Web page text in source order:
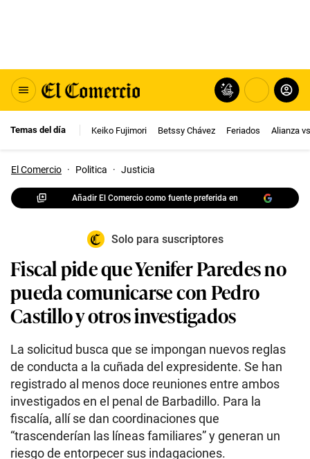
Temas del día Keiko Fujimori Betssy Chávez Feriados Alianza
El Comercio · Politica · Justicia
Añadir El Comercio como fuente preferida en
Solo para suscriptores
Fiscal pide que Yenifer Paredes no
pueda comunicarse con Pedro
Castillo y otros investigados
La solicitud busca que se impongan nuevos reglas
de conducta a la cuñada del expresidente. Se han
registrado al menos doce reuniones entre ambos
investigados en el penal de Barbadillo. Para la
fiscalía, allí se dan coordinaciones que
“trascenderían las líneas familiares” y generan un
riesgo de entorpecer sus indagaciones.